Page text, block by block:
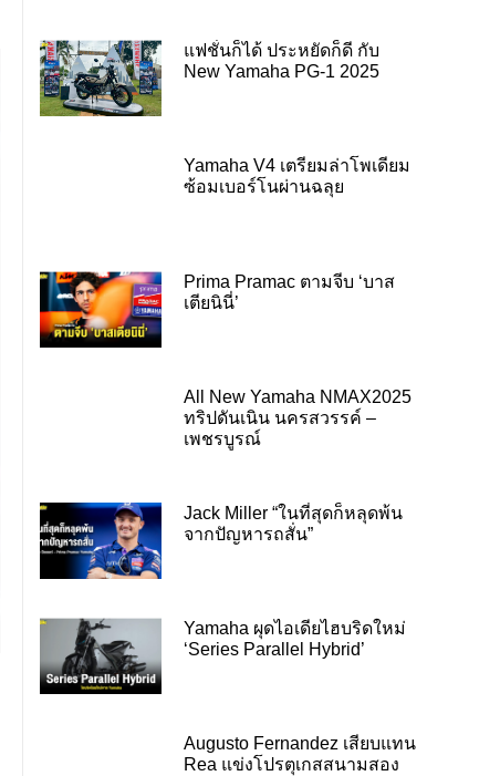
แฟชั่นก็ได้ ประหยัดก็ดี กับ
New Yamaha PG-1 2025
Yamaha V4 เตรียมล่าโพเดียม
ซ้อมเบอร์โนผ่านฉลุย
Prima Pramac ตามจีบ ‘บาส
เตียนินี่’
All New Yamaha NMAX2025
ทริปดันเนิน นครสวรรค์ –
เพชรบูรณ์
Jack Miller “ในที่สุดก็หลุดพ้น
จากปัญหารถสั่น”
Yamaha ผุดไอเดียไฮบริดใหม่
‘Series Parallel Hybrid’
Augusto Fernandez เสียบแทน
Rea แข่งโปรตุเกสสนามสอง